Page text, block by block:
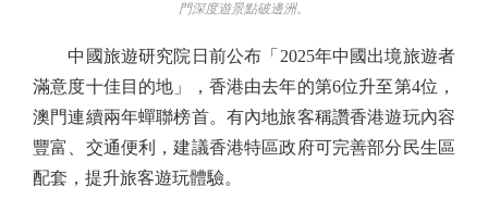
門深度遊景點破邊洲。
中國旅遊研究院日前公布「2025年中國出境旅遊者
滿意度十佳目的地」，香港由去年的第6位升至第4位，
澳門連續兩年蟬聯榜首。有內地旅客稱讚香港遊玩內容
豐富、交通便利，建議香港特區政府可完善部分民生區
配套，提升旅客遊玩體驗。